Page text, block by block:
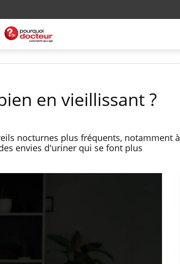
en vieillissant ?
nocturnes plus fréquents, notamment à
envies d'uriner qui se font plus